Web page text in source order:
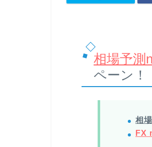
相場予測
ペーン！
相
FX